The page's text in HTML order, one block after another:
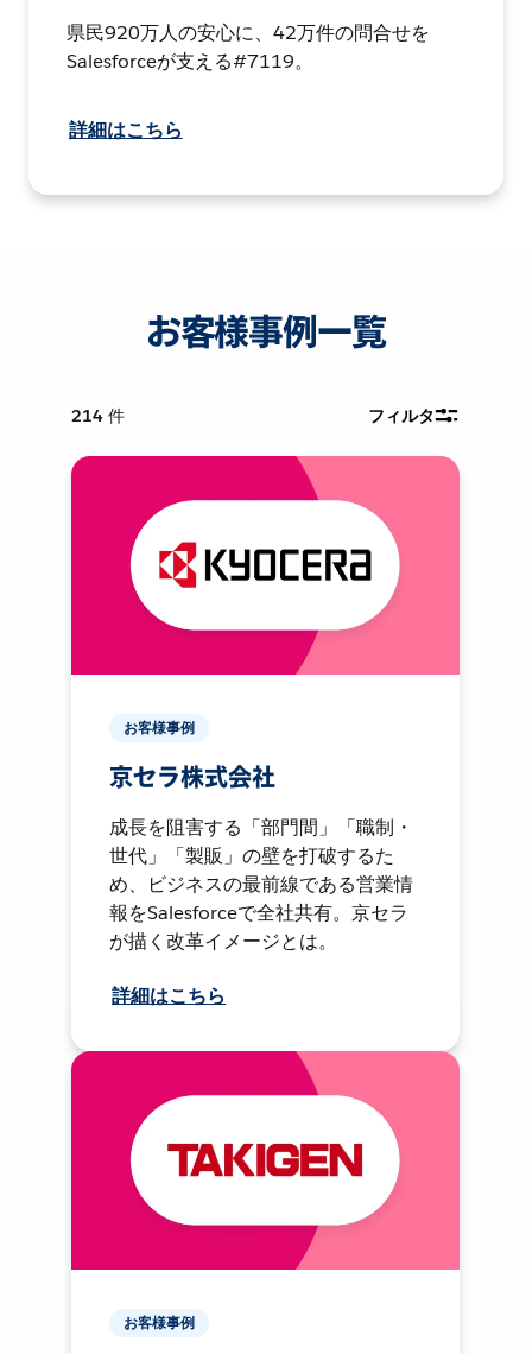
県民920万人の安心に、42万件の問合せを
Salesforceが支える#7119。
詳細はこちら
お客様事例一覧
214 件 フィルタ
お客様事例
京セラ株式会社
成長を阻害する「部門間」「職制・
世代」「製販」の壁を打破するた
め、ビジネスの最前線である営業情
報をSalesforceで全社共有。京セラ
が描く改革イメージとは。
詳細はこちら
お客様事例